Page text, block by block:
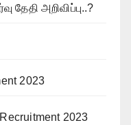
தேதி அறிவிப்பு..?
2023
2023